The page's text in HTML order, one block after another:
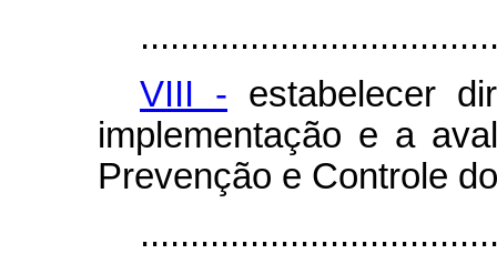
VIII - estabelecer
implementação e a
Prevenção e Controle